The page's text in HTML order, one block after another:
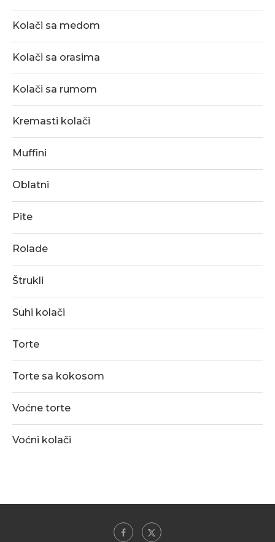
Kolači sa medom
Kolači sa orasima
Kolači sa rumom
Kremasti kolači
Muffini
Oblatni
Pite
Rolade
Štrukli
Suhi kolači
Torte
Torte sa kokosom
Voćne torte
Voćni kolači